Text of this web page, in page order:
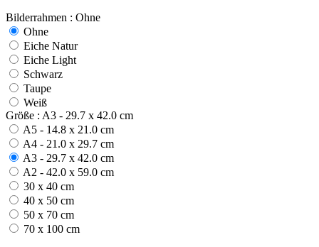
Bilderrahmen : Ohne
Ohne
Eiche Natur
Eiche Light
Schwarz
Taupe
Weiß
Größe : A3 - 29.7 x 42.0 cm
A5 - 14.8 x 21.0 cm
A4 - 21.0 x 29.7 cm
A3 - 29.7 x 42.0 cm
A2 - 42.0 x 59.0 cm
30 x 40 cm
40 x 50 cm
50 x 70 cm
70 x 100 cm